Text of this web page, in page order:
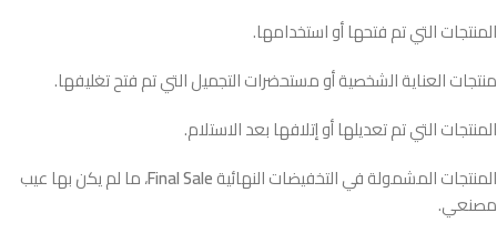
المنتجات التي تم فتحها أو استخدامها.
منتجات العناية الشخصية أو مستحضرات التجميل التي تم فتح تغليفها.
المنتجات التي تم تعديلها أو إتلافها بعد الاستلام.
المنتجات المشمولة في التخفيضات النهائيةFinal Sale، ما لم يكن بها عيب
مصنعي.